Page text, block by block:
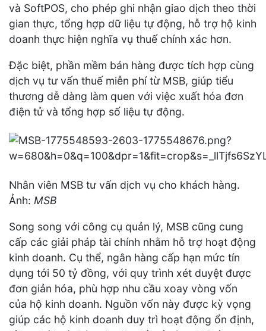
và SoftPOS, cho phép ghi nhận giao dịch theo thời
gian thực, tổng hợp dữ liệu tự động, hỗ trợ hộ kinh
doanh thực hiện nghĩa vụ thuế chính xác hơn.
Đặc biệt, phần mềm bán hàng được tích hợp cùng
dịch vụ tư vấn thuế miễn phí từ MSB, giúp tiểu
thương dễ dàng làm quen với việc xuất hóa đơn
điện tử và tổng hợp số liệu tự động.
Nhân viên MSB tư vấn dịch vụ cho khách hàng.
Ảnh: MSB
Song song với công cụ quản lý, MSB cũng cung
cấp các giải pháp tài chính nhằm hỗ trợ hoạt động
kinh doanh. Cụ thể, ngân hàng cấp hạn mức tín
dụng tới 50 tỷ đồng, với quy trình xét duyệt được
đơn giản hóa, phù hợp nhu cầu xoay vòng vốn
của hộ kinh doanh. Nguồn vốn này được kỳ vọng
giúp các hộ kinh doanh duy trì hoạt động ổn định,